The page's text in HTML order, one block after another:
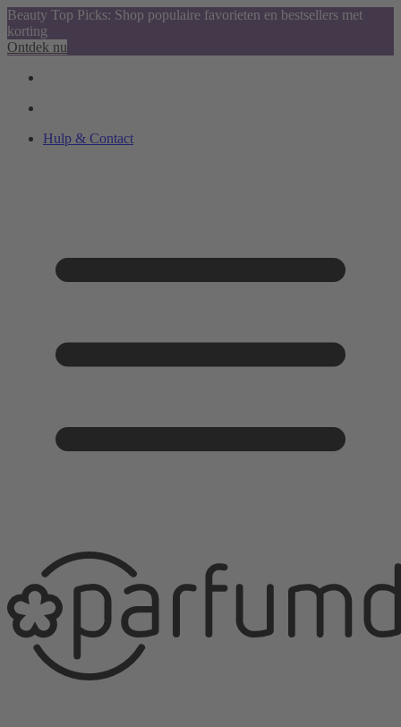
Beauty Top Picks: Shop populaire favorieten en bestsellers met
korting
Ontdek nu
Hulp & Contact